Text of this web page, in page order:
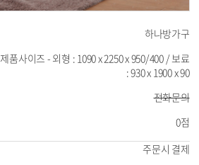
하나방가구
제품사이즈 - 외형 : 1090 x 2250 x 950/400 / 보료
: 930 x 1900 x 90
전화문의
0점
주문시 결제